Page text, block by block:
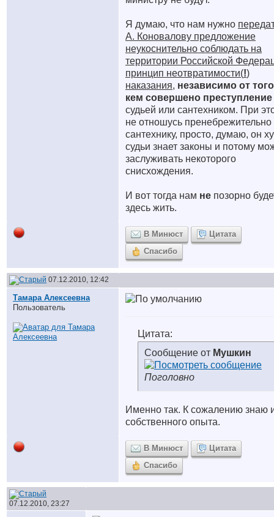
Я думаю, что нам нужно
А. Коновалову предложение
неукоснительно соблюдать на
территории Российской
принцип неотвратимости(!)
наказания, независимо от
кем совершено преступление
судьей или сантехником. При
не отношусь пренебрежительно
сантехнику, просто, думаю, он
судьи знает законы и потому
заслуживать некоторого
снисхождения.
И вот тогда нам не позорно
здесь жить.
В Минюст
Цитата
Спасибо
07.12.2010, 12:42
Тамара Алексеевна
Пользователь
Цитата:
Сообщение от Мушкин
Поголовно
Именно так. К сожалению знаю
собственного опыта.
В Минюст
Цитата
Спасибо
07.12.2010, 23:27